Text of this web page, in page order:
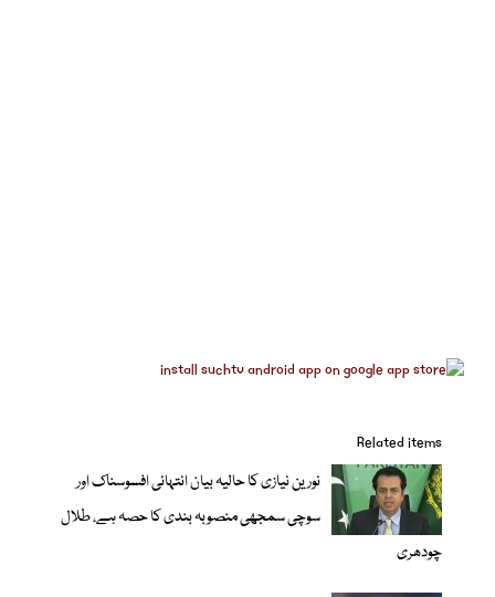
Related items
نورین نیازی کا حالیہ بیان انتہائی افسوسناک اور
سوچی سمجھی منصوبہ بندی کا حصہ ہے، طلال
چودھری